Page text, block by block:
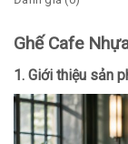
Ghế Cafe
1. Giới thiệu sản